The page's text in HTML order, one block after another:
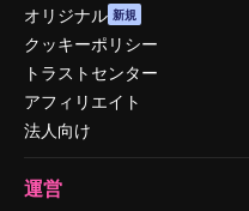
オリジナル 新規
クッキーポリシー
トラストセンター
アフィリエイト
法人向け
運営